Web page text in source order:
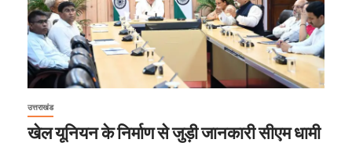
उत्तराखंड
खेल यूनियन के निर्माण से जुड़ी जानकारी सीएम धामी